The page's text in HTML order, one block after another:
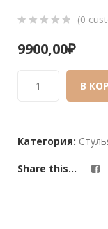
out
based
ratings
(0
9900,00₽
В
Категория:
Share this...